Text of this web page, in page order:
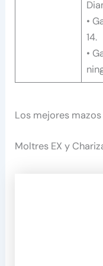
•
14.
•
Los mejores
Moltres EX y